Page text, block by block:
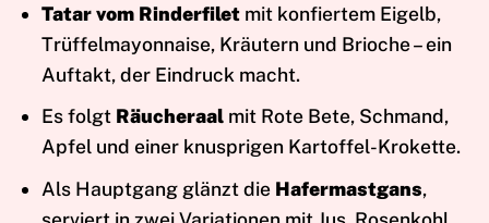
Tatar vom Rinderfiletmit konfiertem Eigelb,
Trüffelmayonnaise, Kräutern und Brioche – ein
Auftakt, der Eindruck macht.
Es folgt Räucheraalmit Rote Bete, Schmand,
Apfel und einer knusprigen Kartoffel-Krokette.
Als Hauptgang glänzt die Hafermastgans,